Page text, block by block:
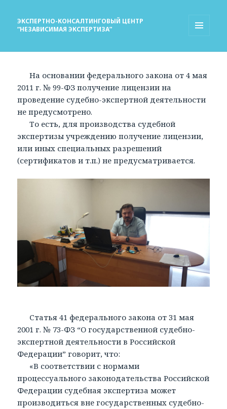
ЭКСПЕРТНО-КОНСАЛТИНГОВЫЙ ЦЕНТР
“НЕЗАВИСИМАЯ ЭКСПЕРТИЗА”
На основании федерального закона от 4 мая
2011 г. № 99-ФЗ получение лицензии на
проведение судебно-экспертной деятельности
не предусмотрено.
То есть, для производства судебной
экспертизы учреждению получение лицензии,
или иных специальных разрешений
(сертификатов и т.п.) не предусматривается.
Статья 41 федерального закона от 31 мая
2001 г. № 73-ФЗ “О государственной судебно-
экспертной деятельности в Российской
Федерации” говорит, что:
«В соответствии с нормами
процессуального законодательства Российской
Федерации судебная экспертиза может
производиться вне государственных судебно-